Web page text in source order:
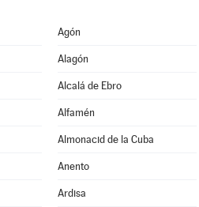
Agón
Alagón
Alcalá de Ebro
Alfamén
Almonacid de la Cuba
Anento
Ardisa